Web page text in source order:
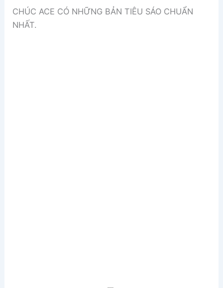
CHÚC ACE CÓ NHỮNG BẢN TIÊU SÁO CHUẨN
NHẤT.